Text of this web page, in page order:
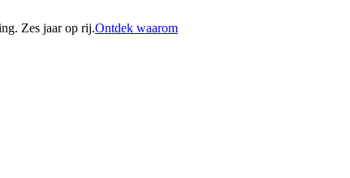
Zes jaar op rij.Ontdek waarom